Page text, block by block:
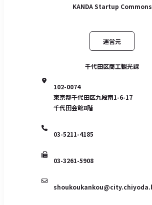
KANDA Startup Commons
運営元
千代田区商工観光課
102-0074
東京都千代田区九段南1-6-17
千代田会館8階
03-5211-4185
03-3261-5908